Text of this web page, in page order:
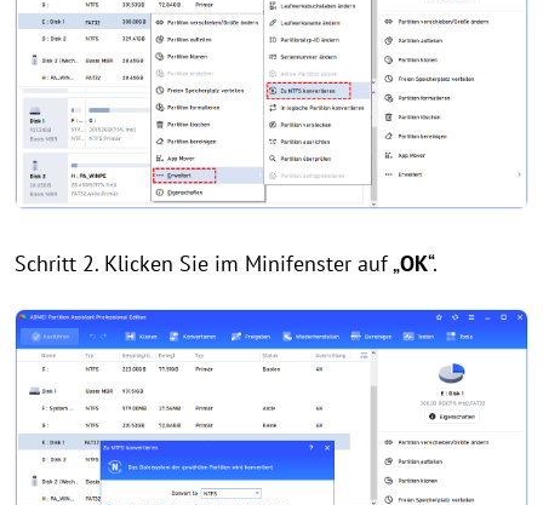
Schritt 2. Klicken Sie im Minifenster auf „OK“.